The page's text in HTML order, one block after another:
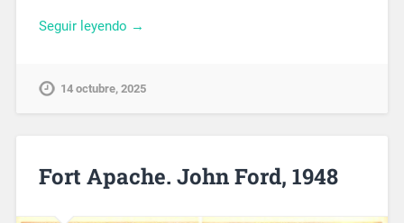
Seguir leyendo →
14 octubre, 2025
Fort Apache. John Ford, 1948